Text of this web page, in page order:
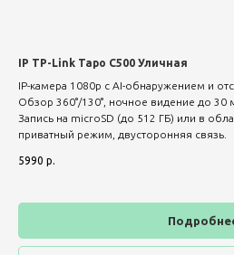
IP TP-Link Tapo C500 Уличная
IP-камера 1080p с AI-обнаружением и
Обзор 360°/130°, ночное видение до 30
Запись на microSD (до 512 ГБ) или в
приватный режим, двусторонняя связь.
5990 р.